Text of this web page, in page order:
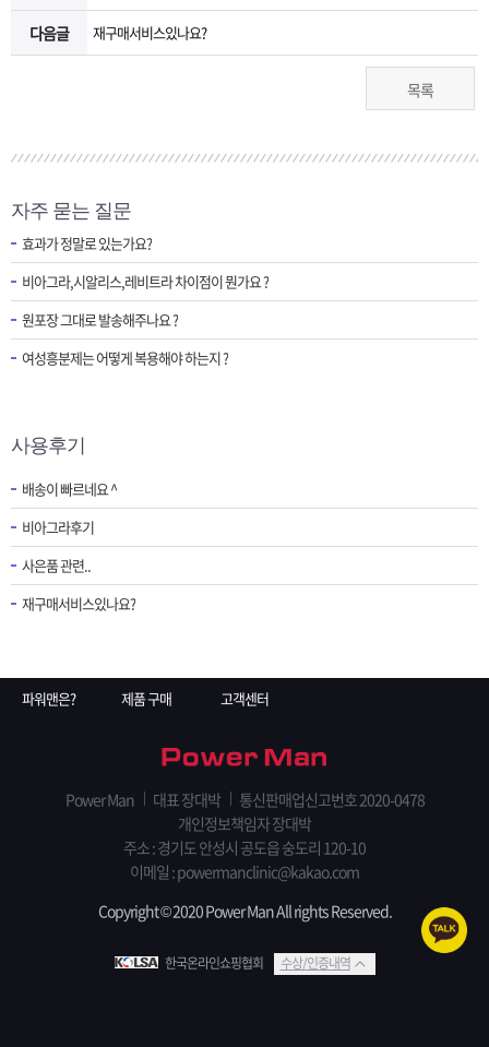
다음글 재구매서비스있나요?
목록
자주 묻는 질문
효과가 정말로 있는가요?
비아그라,시알리스,레비트라 차이점이 뭔가요 ?
원포장 그대로 발송해주나요 ?
여성흥분제는 어떻게 복용해야 하는지 ?
사용후기
배송이 빠르네요 ^
비아그라후기
사은품 관련..
재구매서비스있나요?
파워맨은? 제품 구매 고객센터
Power Man 대표 장대박
통신판매업신고번호 2020-0478
개인정보책임자 장대박
주소 : 경기도 안성시 공도읍 숭도리 120-10
이메일 :powermanclinic@kakao.com
Copyright © 2020 Power Man All rights Reserved.
한국온라인쇼핑협회 수상/인증내역